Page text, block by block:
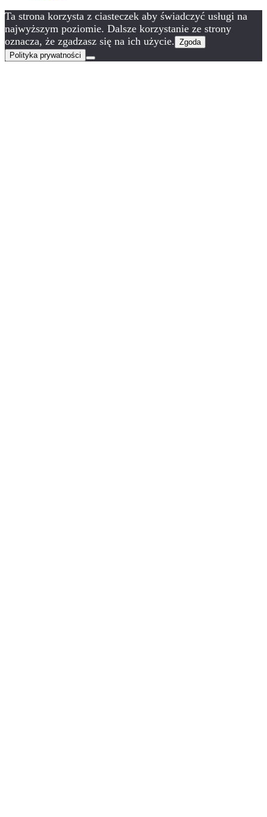
Ta strona korzysta z ciasteczek aby świadczyć usługi na
najwyższym poziomie. Dalsze korzystanie ze strony
oznacza, że zgadzasz się na ich użycie. Zgoda
Polityka prywatności